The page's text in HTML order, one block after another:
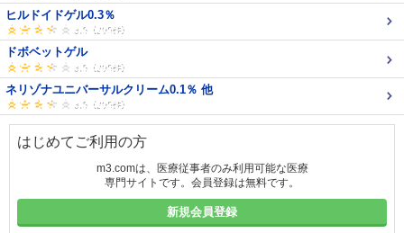
ヒルドイドゲル0.3％
ドボベットゲル
ネリゾナユニバーサルクリーム0.1％ 他
はじめてご利用の方
m3.comは、医療従事者のみ利用可能な医療
専門サイトです。会員登録は無料です。
新規会員登録